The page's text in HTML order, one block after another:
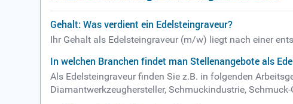
Gehalt: Was verdient ein Edelsteingraveur?
Ihr Gehalt als Edelsteingraveur (m/w) liegt nach einer
In welchen Branchen findet man Stellenangebote als
Als Edelsteingraveur finden Sie z.B. in folgenden
Diamantwerkzeughersteller, Schmuckindustrie,